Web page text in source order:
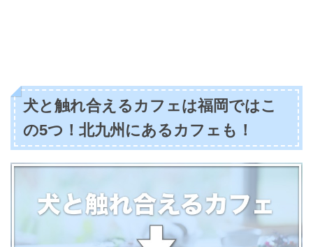
犬と触れ合えるカフェは福岡ではこ
の5つ！北九州にあるカフェも！